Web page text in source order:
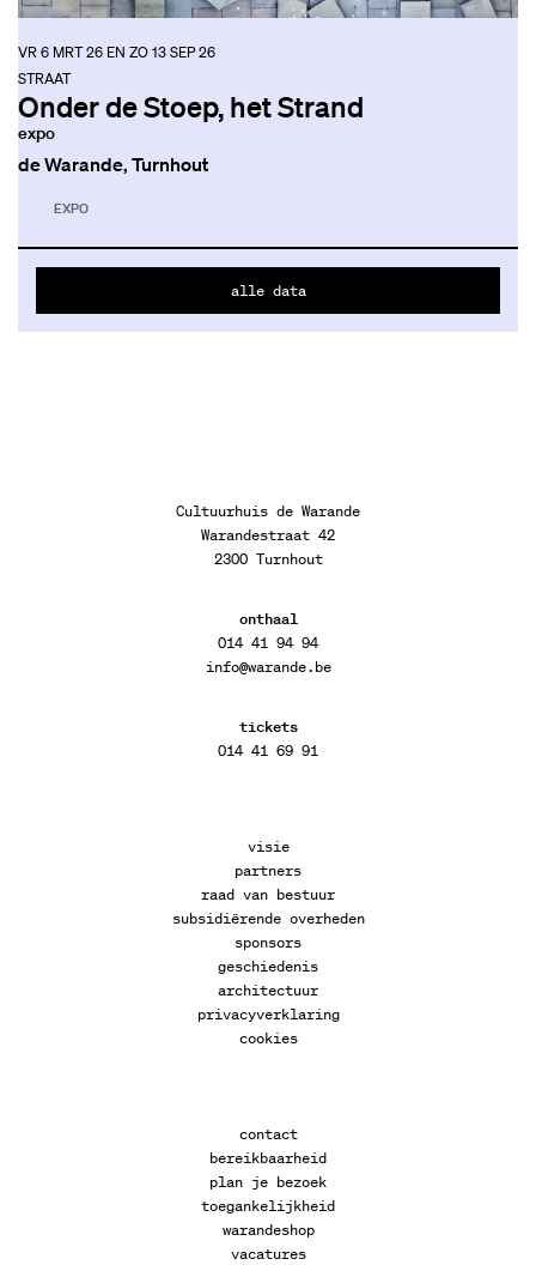
Onder de Stoep, het Strand
expo
STRAAT
VR 6 MRT 26 EN ZO 13 SEP 26
de Warande, Turnhout
EXPO
alle data
Cultuurhuis de Warande
Warandestraat 42
2300 Turnhout
onthaal
014 41 94 94
info@warande.be
tickets
014 41 69 91
visie
partners
raad van bestuur
subsidiërende overheden
sponsors
geschiedenis
architectuur
privacyverklaring
cookies
contact
bereikbaarheid
plan je bezoek
toegankelijkheid
warandeshop
vacatures